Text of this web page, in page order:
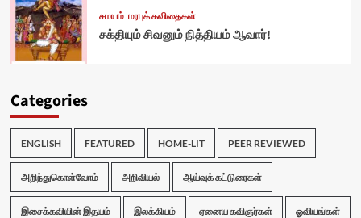
சமயம் மரபுக் கவிதைகள்
சக்தியும் சிவனும் நித்தியம் ஆவார்!
Categories
ENGLISH FEATURED HOME-LIT PEER REVIEWED
அறிந்துகொள்வோம் அறிவியல் ஆய்வுக் கட்டுரைகள்
இசைக்கவியின் இதயம் இலக்கியம் ஏனைய கவிஞர்கள் ஓவியங்கள்